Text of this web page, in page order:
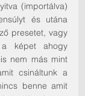
(importálva)
és utána
presetet, vagy
a képet ahogy
nem más mint
csináltunk a
benne amit